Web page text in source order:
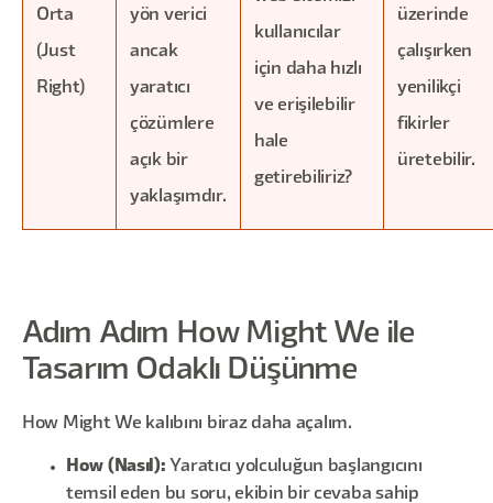
Orta
(Just
Right)
yön verici
ancak
yaratıcı
çözümlere
açık bir
yaklaşımdır.
kullanıcılar
için daha hızlı
ve erişilebilir
hale
getirebiliriz?
üzerinde
çalışırken
yenilikçi
fikirler
üretebilir.
Adım Adım How Might We ile
Tasarım Odaklı Düşünme
How Might We kalıbını biraz daha açalım.
How (Nasıl): Yaratıcı yolculuğun başlangıcını
temsil eden bu soru, ekibin bir cevaba sahip